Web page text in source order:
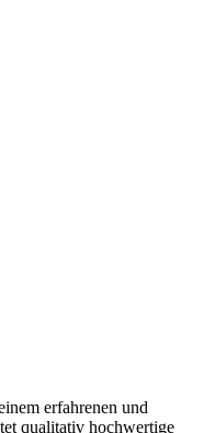
erfahrenen und
qualitativ hochwertige